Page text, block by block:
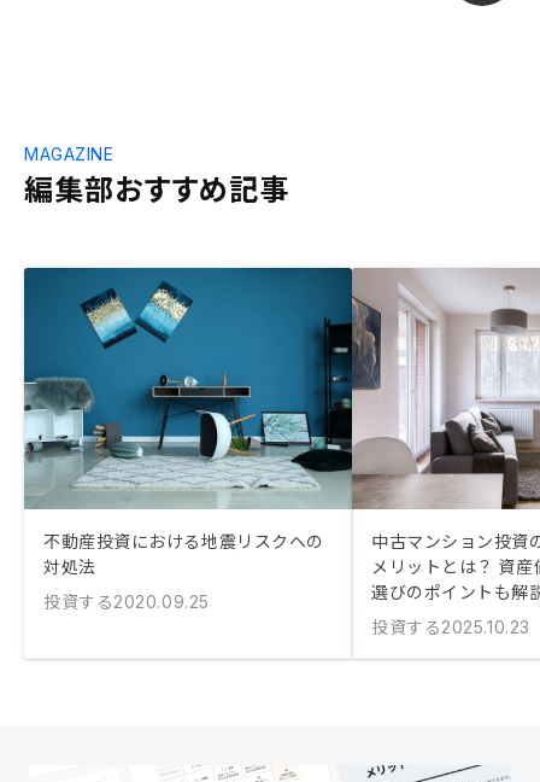
編集部おすすめ記事
MAGAZINE
不動産投資における地震リスクへの
対処法
投資する2020.09.25
中古マンション投資
メリットとは？ 資
選びのポイントも解
投資する2025.10.23